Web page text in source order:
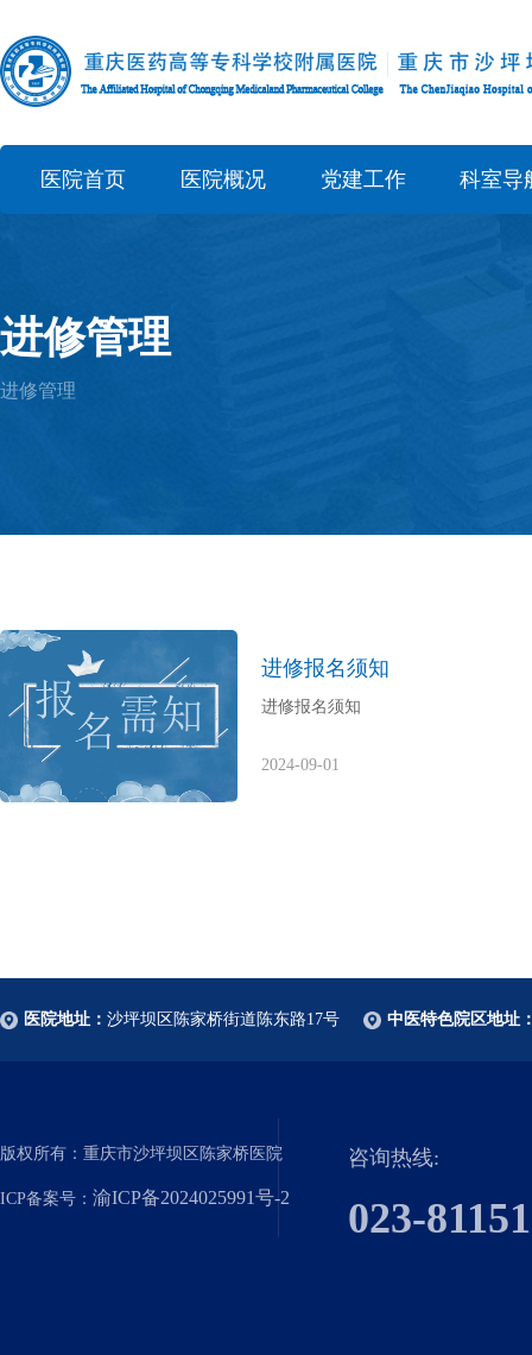
医院首页 医院概况 党建工作 科室导
进修管理
进修管理
进修报名须知
进修报名须知
2024-09-01
医院地址： 沙坪坝区陈家桥街道陈东路17号 中医特色院区地址
版权所有：重庆市沙坪坝区陈家桥医院
ICP备案号： 渝ICP备2024025991号-2
咨询热线:
023-